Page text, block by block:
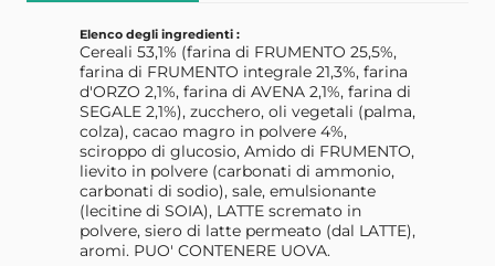
Elenco degli ingredienti :
Cereali 53,1% (farina di FRUMENTO 25,5%,
farina di FRUMENTO integrale 21,3%, farina
d'ORZO 2,1%, farina di AVENA 2,1%, farina di
SEGALE 2,1%), zucchero, oli vegetali (palma,
colza), cacao magro in polvere 4%,
sciroppo di glucosio, Amido di FRUMENTO,
lievito in polvere (carbonati di ammonio,
carbonati di sodio), sale, emulsionante
(lecitine di SOIA), LATTE scremato in
polvere, siero di latte permeato (dal LATTE),
aromi. PUO' CONTENERE UOVA.